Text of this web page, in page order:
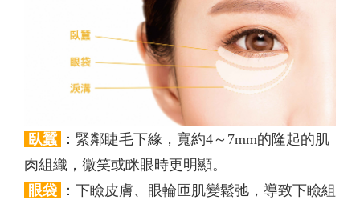
臥蠶 ：緊鄰睫毛下緣，寬約4～7mm的隆起的肌
肉組織，微笑或眯眼時更明顯。
眼袋
：下瞼皮膚、眼輪匝肌變鬆弛，導致下瞼組